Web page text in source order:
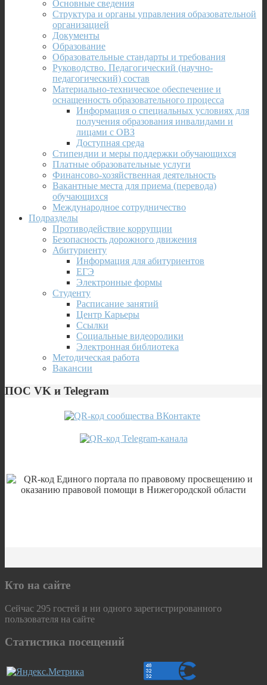
Основные сведения
Структура и органы управления образовательной
организацией
Документы
Образование
Образовательные стандарты и требования
Руководство. Педагогический (научно-
педагогический) состав
Материально-техническое обеспечение и
оснащенность образовательного процесса
Информация о специальных условиях для
получения образования инвалидами и
лицами с ОВЗ
Доступная среда
Стипендии и меры поддержки обучающихся
Платные образовательные услуги
Финансово-хозяйственная деятельность
Вакантные места для приема (перевода)
обучающихся
Международное сотрудничество
Подразделы
Противодействие коррупции
Безопасность дорожного движения
Абитуриенту
Информация для абитуриентов
ЕГЭ
Электронные формы
Студенту
Расписание занятий
Центр Карьеры
Ссылки
Социальные видеоролики
Электронная библиотека
Методическая работа
Вакансии
ПОС VK и Telegram
Кто на сайте
Сейчас 295 гостей и ни одного зарегистрированного
пользователя на сайте
Статистика посещений